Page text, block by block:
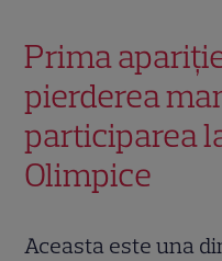
Prima
pierderea
participarea
Olimpice
Aceasta este una